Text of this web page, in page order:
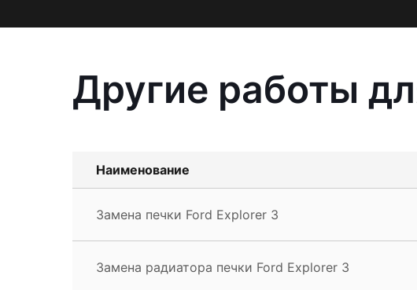
Другие работы
Наименование
Замена печки Ford Explorer 3
Замена радиатора печки Ford Explorer 3